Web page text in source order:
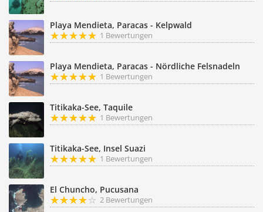
Playa Mendieta, Paracas - Kelpwald
1 Bewertungen
Playa Mendieta, Paracas - Nördliche Felsnadeln
1 Bewertungen
Titikaka-See, Taquile
1 Bewertungen
Titikaka-See, Insel Suazi
1 Bewertungen
El Chuncho, Pucusana
2 Bewertungen